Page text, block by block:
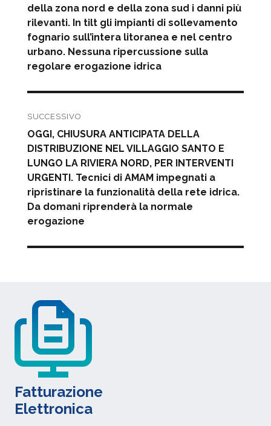
della zona nord e della zona sud i danni più
rilevanti. In tilt gli impianti di sollevamento
fognario sull’intera litoranea e nel centro
urbano. Nessuna ripercussione sulla
regolare erogazione idrica
SUCCESSIVO
Articolo
successivo:
OGGI, CHIUSURA ANTICIPATA DELLA
DISTRIBUZIONE NEL VILLAGGIO SANTO E
LUNGO LA RIVIERA NORD, PER INTERVENTI
URGENTI. Tecnici di AMAM impegnati a
ripristinare la funzionalità della rete idrica.
Da domani riprenderà la normale
erogazione
Fatturazione
Elettronica